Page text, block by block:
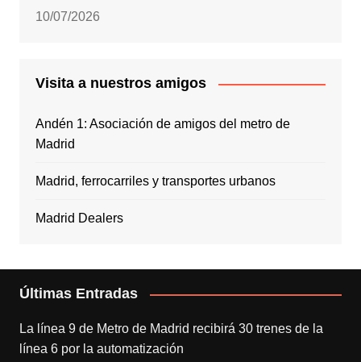
10/07/2026
Visita a nuestros amigos
Andén 1: Asociación de amigos del metro de
Madrid
Madrid, ferrocarriles y transportes urbanos
Madrid Dealers
Últimas Entradas
La línea 9 de Metro de Madrid recibirá 30 trenes de la
línea 6 por la automatización